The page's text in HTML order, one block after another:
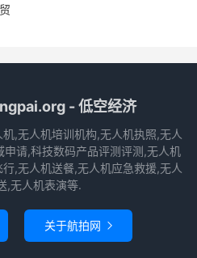
- 低空经济
,无人机培训机构,无人机执照,无人
请,科技数码产品评测评测,无人机
,无人机送餐,无人机应急救援,无人
,无人机表演等.
关于航拍网 